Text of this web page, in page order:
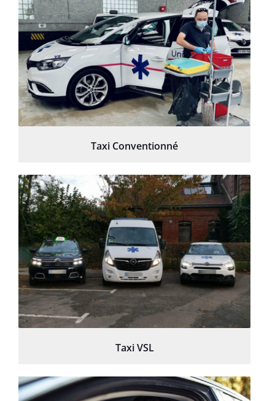
Taxi Conventionné
Taxi VSL